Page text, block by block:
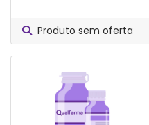
Produto sem oferta